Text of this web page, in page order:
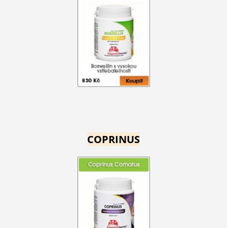
COPRINUS